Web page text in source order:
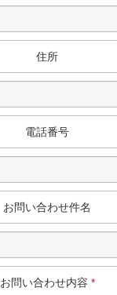
住所
電話番号
お問い合わせ件名
お問い合わせ内容 *